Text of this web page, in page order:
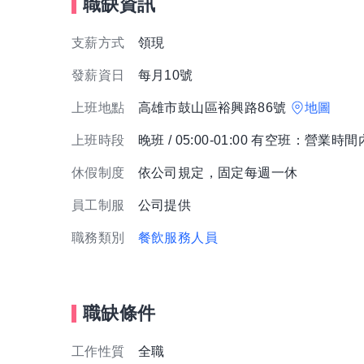
職缺資訊
支薪方式 領現
發薪資日 每月10號
上班地點 高雄市鼓山區裕興路86號 地圖
上班時段 晚班 / 05:00-01:00 有空班：營業時間
休假制度 依公司規定，固定每週一休
員工制服 公司提供
職務類別 餐飲服務人員
職缺條件
工作性質 全職